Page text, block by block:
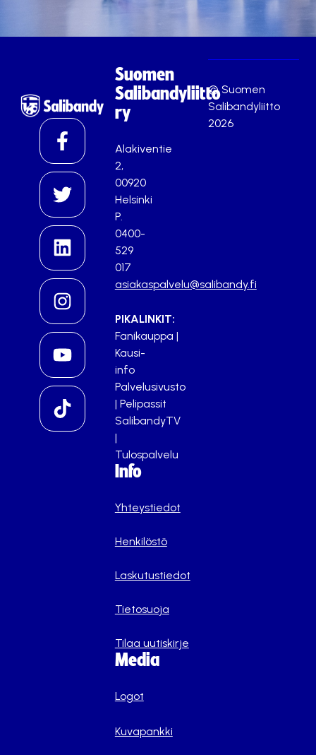
Suomen
Salibandyliitto
ry
Alakiventie
2,
00920
Helsinki
P.
0400-
529
017
asiakaspalvelu@salibandy.fi
PIKALINKIT:
Fanikauppa |
Kausi-
info
Palvelusivusto
| Pelipassit
SalibandyTV
|
Tulospalvelu
Info
Yhteystiedot
Henkilöstö
Laskutustiedot
Tietosuoja
Tilaa uutiskirje
Media
Logot
Kuvapankki
© Suomen
Salibandyliitto
2026